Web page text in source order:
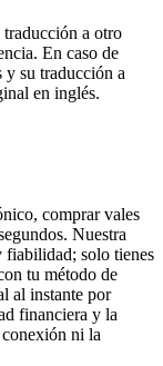
traducción a otro
En caso de
y su traducción a
en inglés.
comprar vales
Nuestra
fiabilidad; solo tienes
tu método de
al instante por
financiera y la
ni la